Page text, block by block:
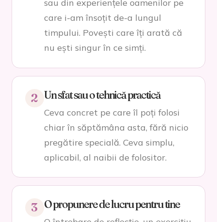
sau din experiențele oamenilor pe
care i-am însoțit de-a lungul
timpului. Povești care îți arată că
nu ești singur în ce simți.
2 Un sfat sau o tehnică practică
Ceva concret pe care îl poți folosi
chiar în săptămâna asta, fără nicio
pregătire specială. Ceva simplu,
aplicabil, al naibii de folositor.
3 O propunere de lucru pentru tine